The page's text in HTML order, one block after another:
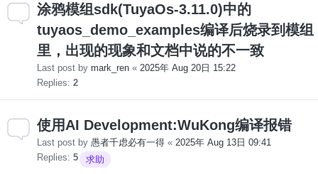
涂鸦模组sdk(TuyaOs-3.11.0)中的
tuyaos_demo_examples编译后烧录到模组
里，出现的现象和文档中说的不一致
Last post by mark_ren « 2025年 Aug 20日 15:22
Replies: 2
使用AI Development:WuKong编译报错
Last post by 愚者千虑必有一得 « 2025年 Aug 13日 09:41
Replies: 5 求助